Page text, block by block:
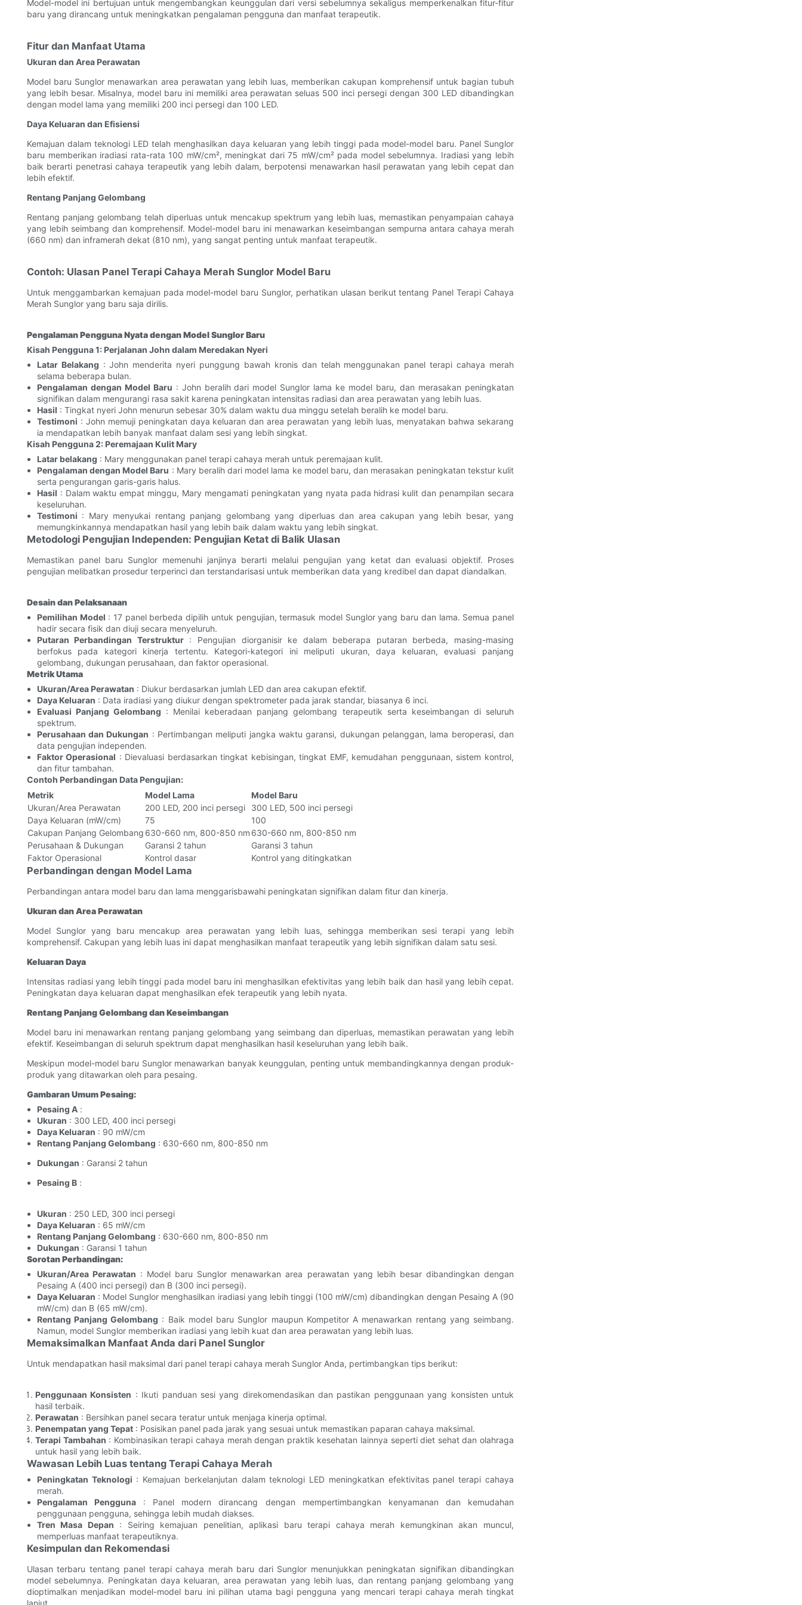
Model-model ini bertujuan untuk mengembangkan keunggulan dari versi sebelumnya sekaligus memperkenalkan fitur-fitur
baru yang dirancang untuk meningkatkan pengalaman pengguna dan manfaat terapeutik.
Fitur dan Manfaat Utama
Ukuran dan Area Perawatan
Model baru Sunglor menawarkan area perawatan yang lebih luas, memberikan cakupan komprehensif untuk bagian tubuh
yang lebih besar. Misalnya, model baru ini memiliki area perawatan seluas 500 inci persegi dengan 300 LED dibandingkan
dengan model lama yang memiliki 200 inci persegi dan 100 LED.
Daya Keluaran dan Efisiensi
Kemajuan dalam teknologi LED telah menghasilkan daya keluaran yang lebih tinggi pada model-model baru. Panel Sunglor
baru memberikan iradiasi rata-rata 100 mW/cm², meningkat dari 75 mW/cm² pada model sebelumnya. Iradiasi yang lebih
baik berarti penetrasi cahaya terapeutik yang lebih dalam, berpotensi menawarkan hasil perawatan yang lebih cepat dan
lebih efektif.
Rentang Panjang Gelombang
Rentang panjang gelombang telah diperluas untuk mencakup spektrum yang lebih luas, memastikan penyampaian cahaya
yang lebih seimbang dan komprehensif. Model-model baru ini menawarkan keseimbangan sempurna antara cahaya merah
(660 nm) dan inframerah dekat (810 nm), yang sangat penting untuk manfaat terapeutik.
Contoh: Ulasan Panel Terapi Cahaya Merah Sunglor Model Baru
Untuk menggambarkan kemajuan pada model-model baru Sunglor, perhatikan ulasan berikut tentang Panel Terapi Cahaya
Merah Sunglor yang baru saja dirilis.
Pengalaman Pengguna Nyata dengan Model Sunglor Baru
Kisah Pengguna 1: Perjalanan John dalam Meredakan Nyeri
Latar Belakang : John menderita nyeri punggung bawah kronis dan telah menggunakan panel terapi cahaya merah
selama beberapa bulan.
Pengalaman dengan Model Baru : John beralih dari model Sunglor lama ke model baru, dan merasakan peningkatan
signifikan dalam mengurangi rasa sakit karena peningkatan intensitas radiasi dan area perawatan yang lebih luas.
Hasil : Tingkat nyeri John menurun sebesar 30% dalam waktu dua minggu setelah beralih ke model baru.
Testimoni : John memuji peningkatan daya keluaran dan area perawatan yang lebih luas, menyatakan bahwa sekarang
ia mendapatkan lebih banyak manfaat dalam sesi yang lebih singkat.
Kisah Pengguna 2: Peremajaan Kulit Mary
Latar belakang : Mary menggunakan panel terapi cahaya merah untuk peremajaan kulit.
Pengalaman dengan Model Baru : Mary beralih dari model lama ke model baru, dan merasakan peningkatan tekstur kulit
serta pengurangan garis-garis halus.
Hasil : Dalam waktu empat minggu, Mary mengamati peningkatan yang nyata pada hidrasi kulit dan penampilan secara
keseluruhan.
Testimoni : Mary menyukai rentang panjang gelombang yang diperluas dan area cakupan yang lebih besar, yang
memungkinkannya mendapatkan hasil yang lebih baik dalam waktu yang lebih singkat.
Metodologi Pengujian Independen: Pengujian Ketat di Balik Ulasan
Memastikan panel baru Sunglor memenuhi janjinya berarti melalui pengujian yang ketat dan evaluasi objektif. Proses
pengujian melibatkan prosedur terperinci dan terstandarisasi untuk memberikan data yang kredibel dan dapat diandalkan.
Desain dan Pelaksanaan
Pemilihan Model : 17 panel berbeda dipilih untuk pengujian, termasuk model Sunglor yang baru dan lama. Semua panel
hadir secara fisik dan diuji secara menyeluruh.
Putaran Perbandingan Terstruktur: Pengujian diorganisir ke dalam beberapa putaran berbeda, masing-masing
berfokus pada kategori kinerja tertentu. Kategori-kategori ini meliputi ukuran, daya keluaran, evaluasi panjang
gelombang, dukungan perusahaan, dan faktor operasional.
Metrik Utama
Ukuran/Area Perawatan : Diukur berdasarkan jumlah LED dan area cakupan efektif.
Daya Keluaran : Data iradiasi yang diukur dengan spektrometer pada jarak standar, biasanya 6 inci.
Evaluasi Panjang Gelombang : Menilai keberadaan panjang gelombang terapeutik serta keseimbangan di seluruh
spektrum.
Perusahaan dan Dukungan : Pertimbangan meliputi jangka waktu garansi, dukungan pelanggan, lama beroperasi, dan
data pengujian independen.
Faktor Operasional : Dievaluasi berdasarkan tingkat kebisingan, tingkat EMF, kemudahan penggunaan, sistem kontrol,
dan fitur tambahan.
Contoh Perbandingan Data Pengujian:
Metrik
Model Lama
Model Baru
Ukuran/Area Perawatan
200 LED, 200 inci persegi
300 LED, 500 inci persegi
Daya Keluaran (mW/cm)
75
100
Cakupan Panjang Gelombang 630-660 nm, 800-850 nm 630-660 nm, 800-850 nm
Perusahaan & Dukungan
Garansi 2 tahun
Garansi 3 tahun
Faktor Operasional
Kontrol dasar Kontrol yang ditingkatkan
Perbandingan dengan Model Lama
Perbandingan antara model baru dan lama menggarisbawahi peningkatan signifikan dalam fitur dan kinerja.
Ukuran dan Area Perawatan
Model Sunglor yang baru mencakup area perawatan yang lebih luas, sehingga memberikan sesi terapi yang lebih
komprehensif. Cakupan yang lebih luas ini dapat menghasilkan manfaat terapeutik yang lebih signifikan dalam satu sesi.
Keluaran Daya
Intensitas radiasi yang lebih tinggi pada model baru ini menghasilkan efektivitas yang lebih baik dan hasil yang lebih cepat.
Peningkatan daya keluaran dapat menghasilkan efek terapeutik yang lebih nyata.
Rentang Panjang Gelombang dan Keseimbangan
Model baru ini menawarkan rentang panjang gelombang yang seimbang dan diperluas, memastikan perawatan yang lebih
efektif. Keseimbangan di seluruh spektrum dapat menghasilkan hasil keseluruhan yang lebih baik.
Meskipun model-model baru Sunglor menawarkan banyak keunggulan, penting untuk membandingkannya dengan produk-
produk yang ditawarkan oleh para pesaing.
Gambaran Umum Pesaing:
Pesaing A:
Ukuran : 300 LED, 400 inci persegi
Daya Keluaran : 90 mW/cm
Rentang Panjang Gelombang : 630-660 nm, 800-850 nm
Dukungan : Garansi 2 tahun
Pesaing B:
Ukuran : 250 LED, 300 inci persegi
Daya Keluaran : 65 mW/cm
Rentang Panjang Gelombang : 630-660 nm, 800-850 nm
Dukungan : Garansi 1 tahun
Sorotan Perbandingan:
Ukuran/Area Perawatan : Model baru Sunglor menawarkan area perawatan yang lebih besar dibandingkan dengan
Pesaing A (400 inci persegi) dan B (300 inci persegi).
Daya Keluaran : Model Sunglor menghasilkan iradiasi yang lebih tinggi (100 mW/cm) dibandingkan dengan Pesaing A (90
mW/cm) dan B (65 mW/cm).
Rentang Panjang Gelombang : Baik model baru Sunglor maupun Kompetitor A menawarkan rentang yang seimbang.
Namun, model Sunglor memberikan iradiasi yang lebih kuat dan area perawatan yang lebih luas.
Memaksimalkan Manfaat Anda dari Panel Sunglor
Untuk mendapatkan hasil maksimal dari panel terapi cahaya merah Sunglor Anda, pertimbangkan tips berikut:
Penggunaan Konsisten : Ikuti panduan sesi yang direkomendasikan dan pastikan penggunaan yang konsisten untuk
hasil terbaik.
Perawatan : Bersihkan panel secara teratur untuk menjaga kinerja optimal.
Penempatan yang Tepat : Posisikan panel pada jarak yang sesuai untuk memastikan paparan cahaya maksimal.
Terapi Tambahan : Kombinasikan terapi cahaya merah dengan praktik kesehatan lainnya seperti diet sehat dan olahraga
untuk hasil yang lebih baik.
Wawasan Lebih Luas tentang Terapi Cahaya Merah
Peningkatan Teknologi : Kemajuan berkelanjutan dalam teknologi LED meningkatkan efektivitas panel terapi cahaya
merah.
Pengalaman Pengguna: Panel modern dirancang dengan mempertimbangkan kenyamanan dan kemudahan
penggunaan pengguna, sehingga lebih mudah diakses.
Tren Masa Depan : Seiring kemajuan penelitian, aplikasi baru terapi cahaya merah kemungkinan akan muncul,
memperluas manfaat terapeutiknya.
Kesimpulan dan Rekomendasi
Ulasan terbaru tentang panel terapi cahaya merah baru dari Sunglor menunjukkan peningkatan signifikan dibandingkan
model sebelumnya. Peningkatan daya keluaran, area perawatan yang lebih luas, dan rentang panjang gelombang yang
dioptimalkan menjadikan model-model baru ini pilihan utama bagi pengguna yang mencari terapi cahaya merah tingkat
lanjut.